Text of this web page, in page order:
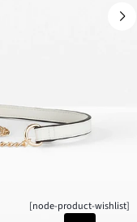
[node-product-wishlist]